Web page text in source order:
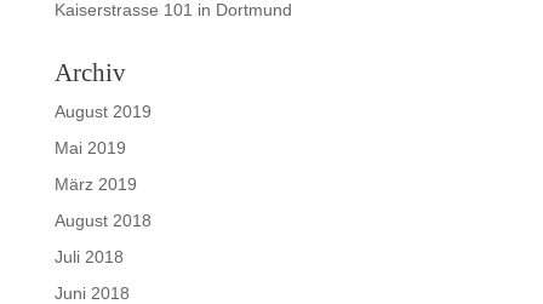
Kaiserstrasse 101 in Dortmund
Archiv
August 2019
Mai 2019
März 2019
August 2018
Juli 2018
Juni 2018